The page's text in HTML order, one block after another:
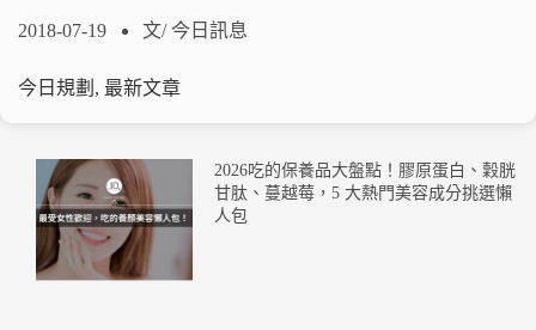
2018-07-19 文/今日訊息
今日規劃 , 最新文章
2026吃的保養品大盤點！膠原蛋白、穀胱
甘肽、蔓越莓，5 大熱門美容成分挑選懶
人包